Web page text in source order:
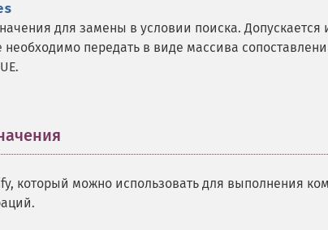
для замены в условии поиска. Допускается
передать в виде массива сопоставлений
который можно использовать для выполнения